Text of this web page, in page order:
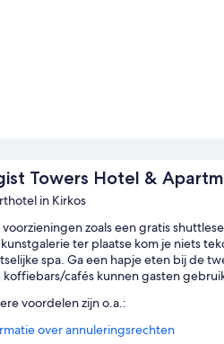
Towers Hotel &
in Kirkos
zoals een gratis
ter plaatse kom je niets
spa. Ga een hapje eten bij de
koffiebars/cafés kunnen gasten
voordelen zijn o.a.:
continentaal ontbijt (tegen een
over annuleringsrechten